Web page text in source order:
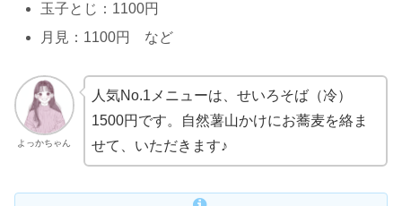
玉子とじ：1100円
月見：1100円 など
よっかちゃん
人気No.1メニューは、せいろそば（冷）
1500円です。自然薯山かけにお蕎麦を絡ま
せて、いただきます♪